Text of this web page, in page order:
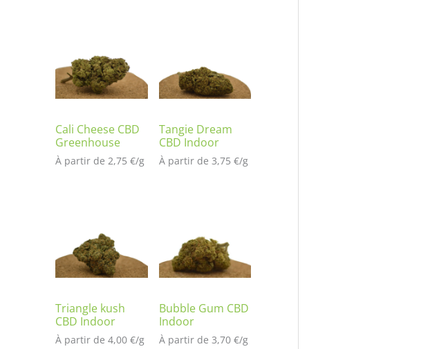
Cali Cheese CBD
Greenhouse
À partir de 2,75 €/g
Tangie Dream
CBD Indoor
À partir de 3,75 €/g
Triangle kush
CBD Indoor
À partir de 4,00 €/g
Bubble Gum CBD
Indoor
À partir de 3,70 €/g